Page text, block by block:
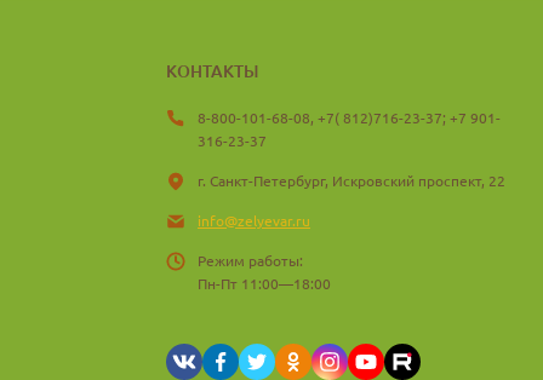
КОНТАКТЫ
8-800-101-68-08, +7( 812)716-23-37; +7 901-
316-23-37
г. Санкт-Петербург, Искровский проспект, 22
info@zelyevar.ru
Режим работы:
Пн-Пт 11:00—18:00